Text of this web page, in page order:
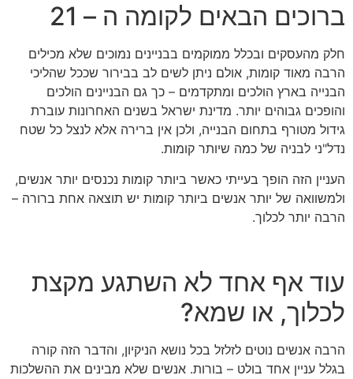
ברוכים הבאים לקומה ה – 21
חלק מהעסקים ובכלל ממוקמים בבניינים נמוכים שלא מכילים
הרבה מאוד קומות, אולם ניתן לשים לב בבירור שככל שהליכי
הבנייה בארץ הולכים ומתקדמים – כך גם הבניינים הולכים
והופכים גבוהים יותר. מדינת ישראל בשנים האחרונות עוברת
גידול מטורף בתחום הבנייה, ולכן אין ברירה אלא לנצל כל שטח
נדל"ני לבניה של כמה שיותר קומות.
העניין הזה הופך בעייתי כאשר ביותר קומות נכנסים יותר אנשים,
ולמשוואה של יותר אנשים ביותר קומות יש תוצאה אחת ברורה –
הרבה יותר לכלוך.
עוד אף אחד לא השתגע מקצת
לכלוך, או שמא?
הרבה אנשים נוטים לזלזל בכל נושא הניקיון, והדבר הזה קורה
בגלל עניין אחד בולט – בורות. אנשים שלא מבינים את ההשלכות